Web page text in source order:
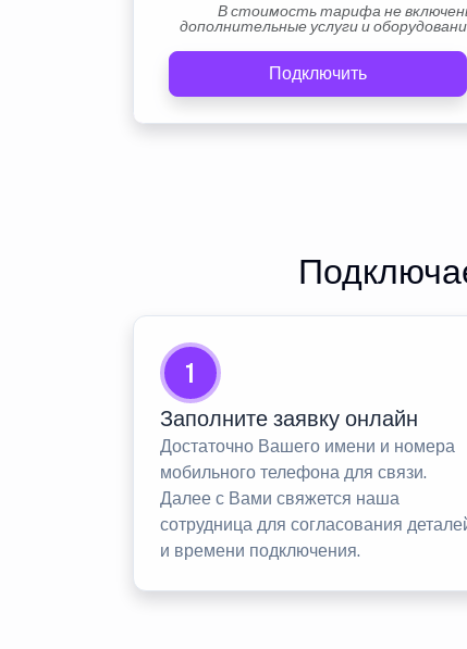
В стоимость тарифа не
дополнительные услуги и
Подключить
1
Заполните заявку онлайн
Достаточно Вашего имени и номера
мобильного телефона для связи.
Далее с Вами свяжется наша
сотрудница для согласования
и времени подключения.